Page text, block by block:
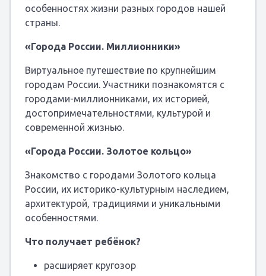
особенностях жизни разных городов нашей
страны.
«Города России. Миллионники»
Виртуальное путешествие по крупнейшим
городам России. Участники познакомятся с
городами-миллионниками, их историей,
достопримечательностями, культурой и
современной жизнью.
«Города России. Золотое кольцо»
Знакомство с городами Золотого кольца
России, их историко-культурным наследием,
архитектурой, традициями и уникальными
особенностями.
Что получает ребёнок?
расширяет кругозор